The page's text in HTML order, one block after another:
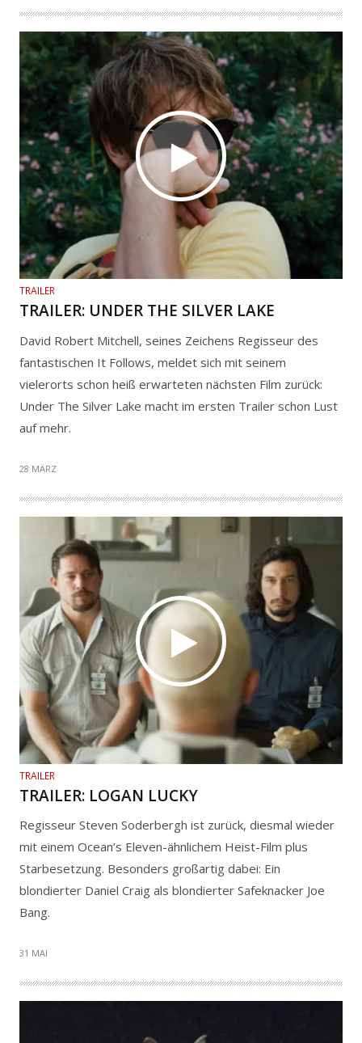
TRAILER
TRAILER: UNDER THE SILVER LAKE
David Robert Mitchell, seines Zeichens Regisseur des
fantastischen It Follows, meldet sich mit seinem
vielerorts schon heiß erwarteten nächsten Film zurück:
Under The Silver Lake macht im ersten Trailer schon Lust
auf mehr.
28 MÄRZ
TRAILER
TRAILER: LOGAN LUCKY
Regisseur Steven Soderbergh ist zurück, diesmal wieder
mit einem Ocean’s Eleven-ähnlichem Heist-Film plus
Starbesetzung. Besonders großartig dabei: Ein
blondierter Daniel Craig als blondierter Safeknacker Joe
Bang.
31 MAI